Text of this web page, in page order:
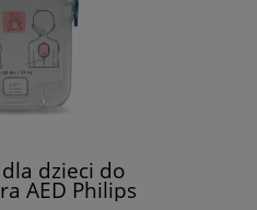
dzieci do
AED Philips